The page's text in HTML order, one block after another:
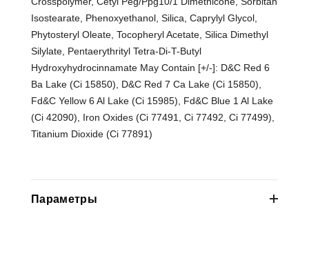
Isostearate, Phenoxyethanol, Silica, Caprylyl Glycol,
Phytosteryl Oleate, Tocopheryl Acetate, Silica Dimethyl
Silylate, Pentaerythrityl Tetra-Di-T-Butyl
Hydroxyhydrocinnamate May Contain [+/-]: D&C Red 6
Ba Lake (Ci 15850), D&C Red 7 Ca Lake (Ci 15850),
Fd&C Yellow 6 Al Lake (Ci 15985), Fd&C Blue 1 Al Lake
(Ci 42090), Iron Oxides (Ci 77491, Ci 77492, Ci 77499),
Titanium Dioxide (Ci 77891)
Параметры